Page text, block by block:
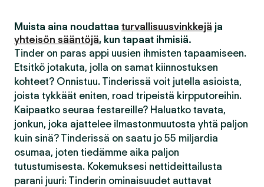
Muista aina noudattaa turvallisuusvinkkejä ja
yhteisön sääntöjä, kun tapaat ihmisiä.
Tinder on paras appi uusien ihmisten tapaamiseen.
Etsitkö jotakuta, jolla on samat kiinnostuksen
kohteet? Onnistuu. Tinderissä voit jutella asioista,
joista tykkäät eniten, road tripeistä kirpputoreihin.
Kaipaatko seuraa festareille? Haluatko tavata,
jonkun, joka ajattelee ilmastonmuutosta yhtä paljon
kuin sinä? Tinderissä on saatu jo 55 miljardia
osumaa, joten tiedämme aika paljon
tutustumisesta. Kokemuksesi nettideittailusta
parani juuri: Tinderin ominaisuudet auttavat